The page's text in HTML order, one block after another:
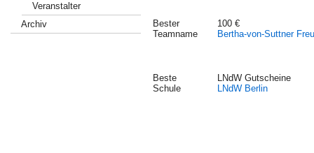
Veranstalter
Archiv
Bester
Teamname
100 €
Bertha-von-Suttner
Beste
Schule
LNdW Gutscheine
LNdW Berlin